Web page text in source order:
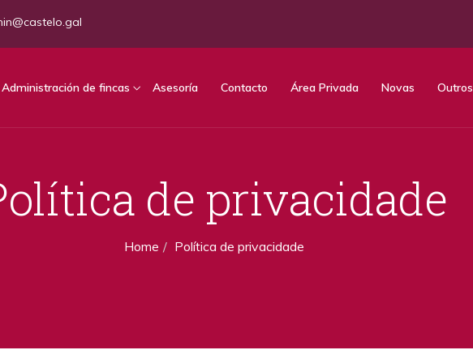
Administración de fincas Asesoría Contacto Área Privada Novas Outros
de privacidade
Home Política de privacidade